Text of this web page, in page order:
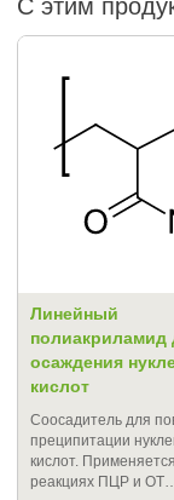
С этим
Линейный
полиакриламид
осаждения
кислот
Соосадитель для
преципитации
кислот.
реакциях ПЦР и